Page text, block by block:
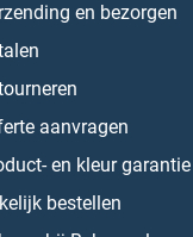
en bezorgen
aanvragen
en kleur garantie
bestellen